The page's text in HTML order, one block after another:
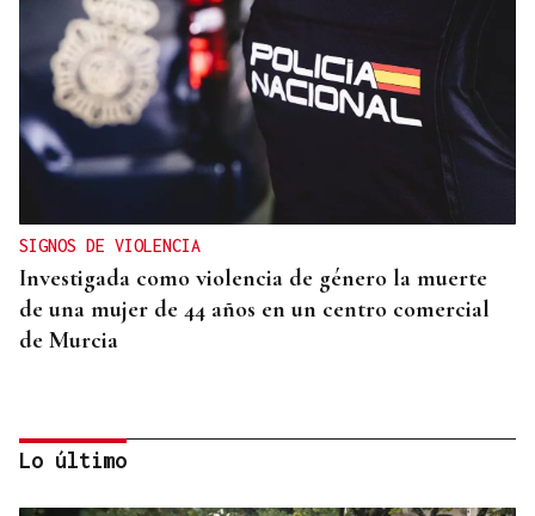
SIGNOS DE VIOLENCIA
Investigada como violencia de género la muerte
de una mujer de 44 años en un centro comercial
de Murcia
Lo último